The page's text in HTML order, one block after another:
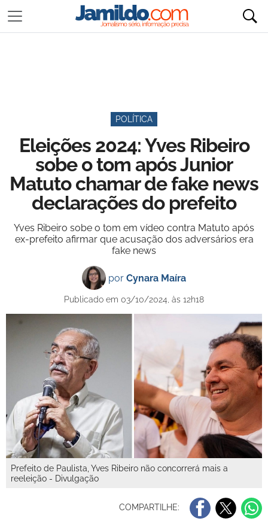
POLÍTICA
Eleições 2024: Yves Ribeiro
sobe o tom após Junior
Matuto chamar de fake news
declarações do prefeito
Yves Ribeiro sobe o tom em vídeo contra Matuto após
ex-prefeito afirmar que acusação dos adversários era
fake news
por Cynara Maíra
Publicado em 03/10/2024, às 12h18
Prefeito de Paulista, Yves Ribeiro não concorrerá mais a
reeleição - Divulgação
COMPARTILHE: